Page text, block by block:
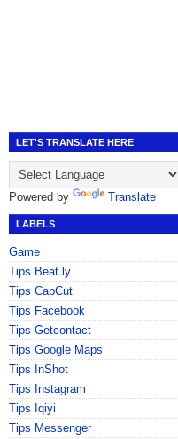
LET'S TRANSLATE HERE
Powered by Translate
LABELS
Game
Tips Beat.ly
Tips CapCut
Tips Facebook
Tips Getcontact
Tips Google Maps
Tips InShot
Tips Instagram
Tips Iqiyi
Tips Messenger